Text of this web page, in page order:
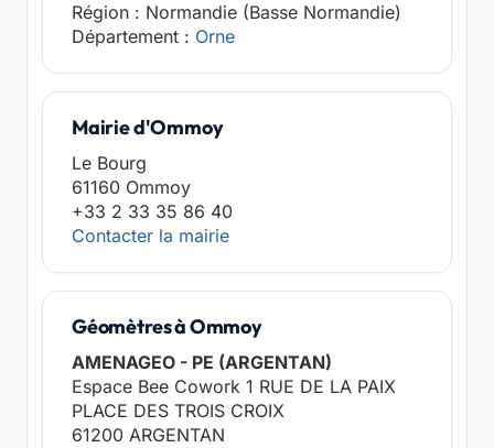
Région : Normandie (Basse Normandie)
Département : Orne
Mairie d'Ommoy
Le Bourg
61160 Ommoy
+33 2 33 35 86 40
Contacter la mairie
Géomètres à Ommoy
AMENAGEO - PE (ARGENTAN)
Espace Bee Cowork 1 RUE DE LA PAIX
PLACE DES TROIS CROIX
61200 ARGENTAN